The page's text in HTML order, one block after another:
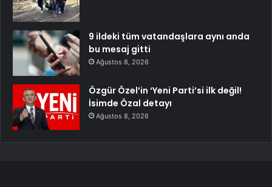
9 ildeki tüm vatandaşlara aynı anda
bu mesaj gitti
Ağustos 8, 2026
Özgür Özel’in ‘Yeni Parti’si ilk değil!
İsimde Özal detayı
Ağustos 8, 2026